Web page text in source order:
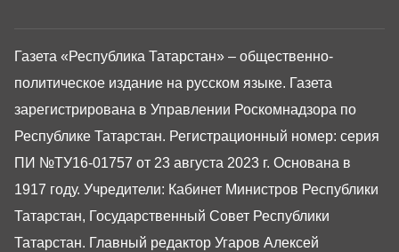
Газета «Республика Татарстан» – общественно-
политическое издание на русском языке. Газета
зарегистрирована в Управлении Роскомнадзора по
Республике Татарстан. Регистрационный номер: серия
ПИ №ТУ16-01757 от 23 августа 2023 г. Основана в
1917 году. Учредители: Кабинет Министров Республики
Татарстан, Государственный Совет Республики
Татарстан. Главный редактор Угаров Алексей